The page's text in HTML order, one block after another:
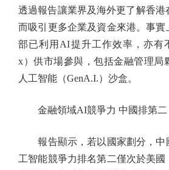
透過報告讓業界及海外更了解香
而吸引更多企業及資金來港。事實
部已利用AI提升工作效率，亦有
x）供市場參與，包括金融管理局
人工智能（GenA.I.）沙盒。
金融領域AI競爭力 中國排第二
報告顯示，若以國家劃分，中
工智能競爭力排名第二僅次於美